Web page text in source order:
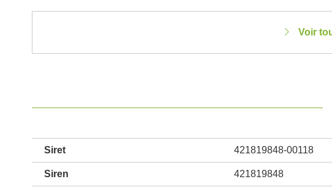
Voir
Siret 421819848-00118
Siren 421819848